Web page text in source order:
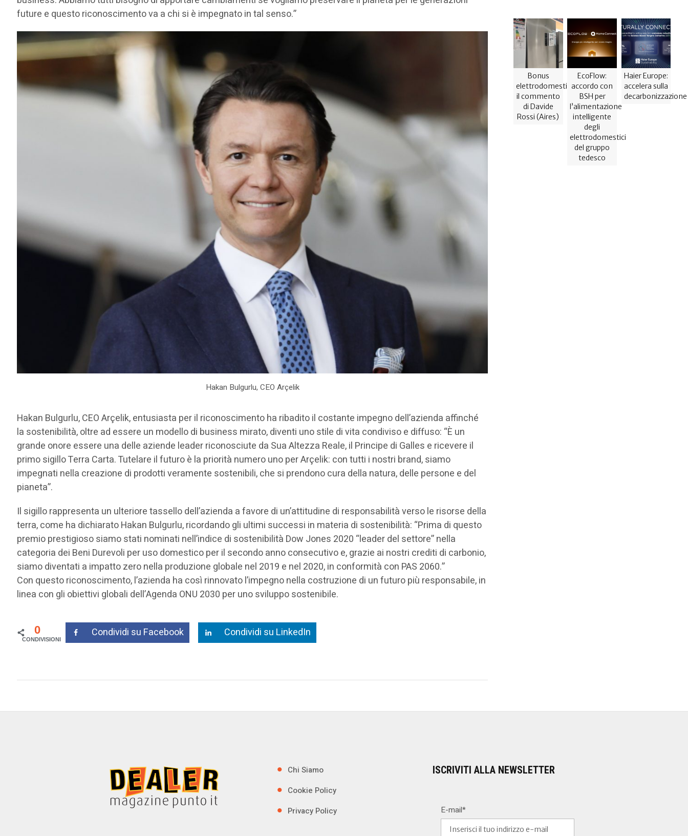
future e questo riconoscimento va a chi si è impegnato in tal senso.”
Hakan Bulgurlu, CEO Arçelik
Hakan Bulgurlu, CEO Arçelik, entusiasta per il riconoscimento ha ribadito il costante impegno dell’azienda affinché
la sostenibilità, oltre ad essere un modello di business mirato, diventi uno stile di vita condiviso e diffuso: “È un
grande onore essere una delle aziende leader riconosciute da Sua Altezza Reale, il Principe di Galles e ricevere il
primo sigillo Terra Carta. Tutelare il futuro è la priorità numero uno per Arçelik: con tutti i nostri brand, siamo
impegnati nella creazione di prodotti veramente sostenibili, che si prendono cura della natura, delle persone e del
pianeta”.
Il sigillo rappresenta un ulteriore tassello dell’azienda a favore di un’attitudine di responsabilità verso le risorse della
terra, come ha dichiarato Hakan Bulgurlu, ricordando gli ultimi successi in materia di sostenibilità: “Prima di questo
premio prestigioso siamo stati nominati nell’indice di sostenibilità Dow Jones 2020 “leader del settore” nella
categoria dei Beni Durevoli per uso domestico per il secondo anno consecutivo e, grazie ai nostri crediti di carbonio,
siamo diventati a impatto zero nella produzione globale nel 2019 e nel 2020, in conformità con PAS 2060.”
Con questo riconoscimento, l’azienda ha così rinnovato l’impegno nella costruzione di un futuro più responsabile, in
linea con gli obiettivi globali dell’Agenda ONU 2030 per uno sviluppo sostenibile.
0 Condividi su Facebook Condividi su LinkedIn
Bonus
elettrodomestici,
il commento
di Davide
Rossi (Aires)
EcoFlow:
accordo con
BSH per
l’alimentazione
intelligente
degli
elettrodomestici
del gruppo
tedesco
Haier Europe:
accelera sulla
decarbonizzazione
Chi Siamo
Cookie Policy
Privacy Policy
ISCRIVITI ALLA NEWSLETTER
E-mail*